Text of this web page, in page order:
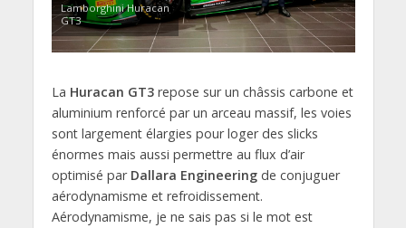
Lamborghini Huracan
GT3
La Huracan GT3repose sur un châssis carbone et
aluminium renforcé par un arceau massif, les voies
sont largement élargies pour loger des slicks
énormes mais aussi permettre au flux d’air
optimisé par Dallara Engineeringde conjuguer
aérodynamisme et refroidissement.
Aérodynamisme, je ne sais pas si le mot est